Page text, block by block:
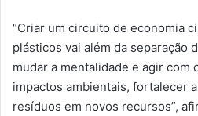
“Criar um circuito de economia
plásticos vai além da separação
mudar a mentalidade e agir com
impactos ambientais, fortalecer
resíduos em novos recursos”,